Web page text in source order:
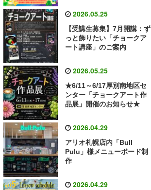
2026.05.25
【受講生募集】7月開講：ず
っと飾りたい「チョークア
ート講座」のご案内
2026.05.25
★6/11～6/17厚別南地区セ
ンター「チョークアート作
品展」開催のお知らせ★
2026.04.29
アリオ札幌店内「Bull
Pulu」様メニューボード制
作
2026.04.29